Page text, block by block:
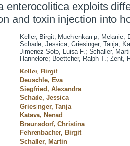
enterocolitica exploits
and toxin injection into
Keller, Birgit; Muehlenkamp, Melanie;
Schade, Jessica; Griesinger, Tanja;
Jimenez-Soto, Luisa F.; Schaller,
Hannelore; Boettcher, Ralph T.; Zent,
Keller, Birgit
Deuschle, Eva
Siegfried, Alexandra
Schade, Jessica
Griesinger, Tanja
Katava, Nenad
Braunsdorf, Christina
Fehrenbacher, Birgit
Schaller, Martin